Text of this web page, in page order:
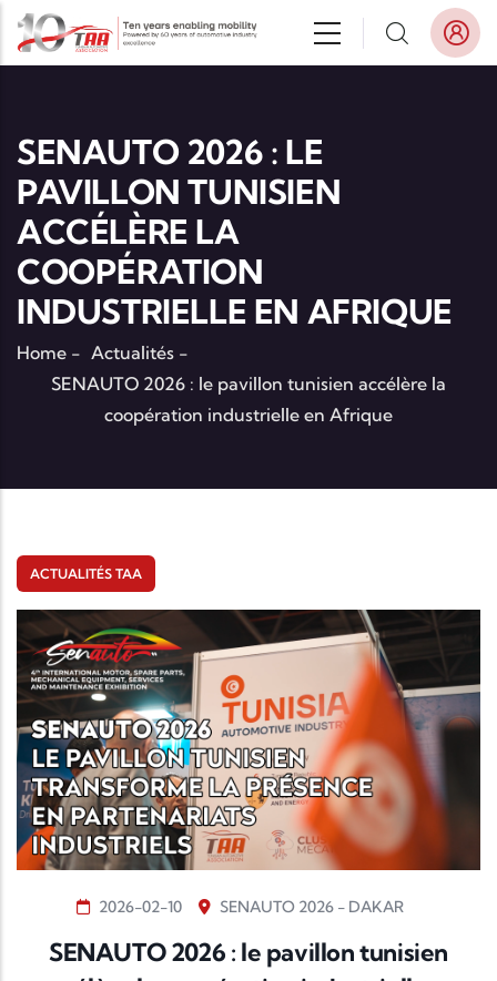
Aller au contenu principal
SENAUTO 2026 : LE
PAVILLON TUNISIEN
ACCÉLÈRE LA
COOPÉRATION
INDUSTRIELLE EN AFRIQUE
Home - Actualités -
SENAUTO 2026 : le pavillon tunisien accélère la
coopération industrielle en Afrique
ACTUALITÉS TAA
2026-02-10 SENAUTO 2026 - DAKAR
SENAUTO 2026 : le pavillon tunisien